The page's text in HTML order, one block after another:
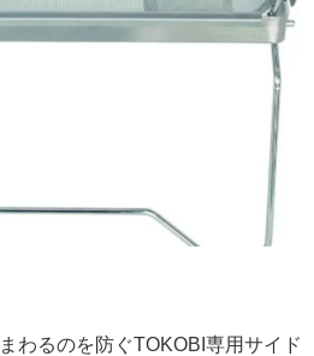
わるのを防ぐTOKOBI専用サイド